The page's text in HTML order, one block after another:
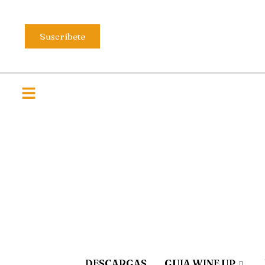
Suscríbete